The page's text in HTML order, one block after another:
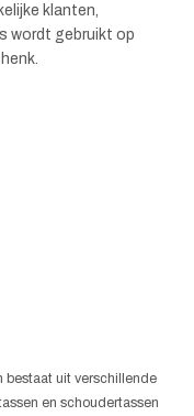
klanten,
wordt gebruikt op
bestaat uit verschillende
en schoudertassen